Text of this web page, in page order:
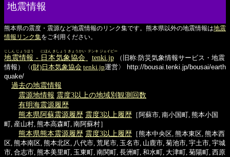
地震情報
熊本県の震度・震源など地震情報のリンク集です。熊本県以外の地震情報は地震
情報リンク集をご利用ください。
地震情報
じしん じょうほう
- 日本気象協会
にほん きしょう きょうかい
tenki.jp
テンキ ジェイピー
（旧称:防災気象情報サービス・地震
情報）〈(財)日本気象協会 tenki.jp運営〉
http://bousai.tenki.jp/bousai/earth
quake/
過去の地震情報
震源地情報 震度3以上の地域別観測回数
有明海震源履歴
熊本県阿蘇震源履歴 震度3以上履歴 ［阿蘇市, 南小国町, 熊本小国
町, 産山村, 熊本高森町, 南阿蘇村］
熊本県熊本震源履歴 震度3以上履歴 ［熊本中央区, 熊本東区, 熊本西
区, 熊本南区, 熊本北区, 八代市, 荒尾市, 玉名市, 山鹿市, 菊池市, 宇土市, 宇城
市, 合志市, 熊本美里町, 玉東町, 南関町, 長洲町, 和水町, 大津町, 菊陽町, 西原